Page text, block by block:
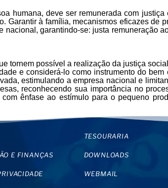
humana, deve ser remunerada com
Garantir à família, mecanismos eficazes de
garantindo-se: justa remuneração
tornem possível a realização da justiça
e considerá-lo como instrumento do
estimulando a empresa nacional e
reconhecendo sua importância no
ênfase ao estímulo para o pequeno
E FINANÇAS
TESOURARIA
DOWNLOADS
WEBMAIL